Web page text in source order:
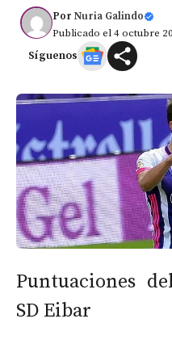
Por Nuria Galindo
Publicado el 4 octubre
Síguenos
Puntuaciones
SD Eibar